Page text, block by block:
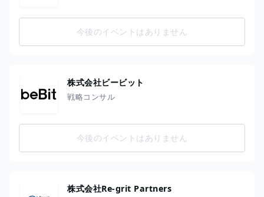
今後のイベントはありません
株式会社ビービット
戦略コンサル
今後のイベントはありません
株式会社Re-grit Partners